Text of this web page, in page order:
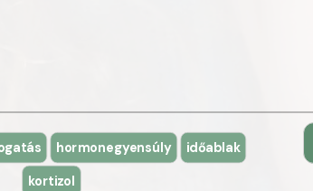
hormonegyensúly
időablak
kortizol